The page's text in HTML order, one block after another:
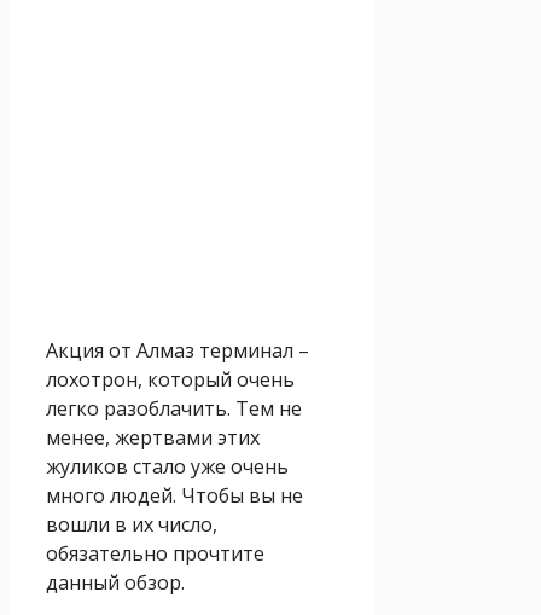
Акция от Алмаз терминал –
лохотрон, который очень
легко разоблачить. Тем не
менее, жертвами этих
жуликов стало уже очень
много людей. Чтобы вы не
вошли в их число,
обязательно прочтите
данный обзор.